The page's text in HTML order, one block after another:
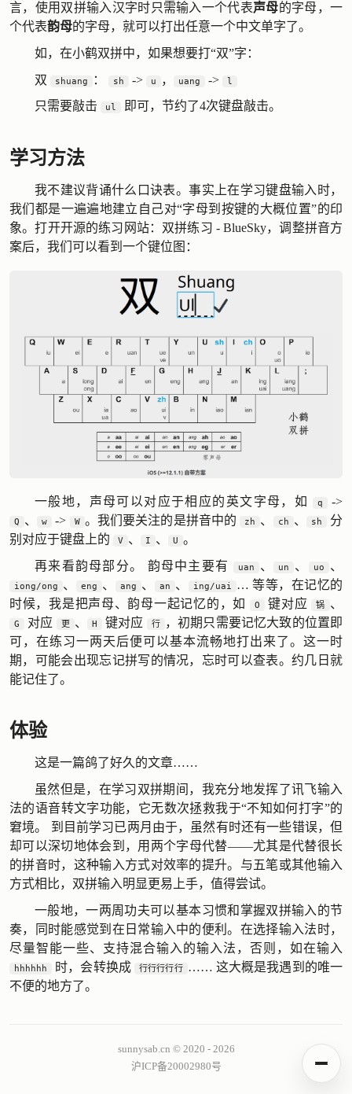
言，使用双拼输入汉字时只需输入一个代表声母的字母，一
个代表韵母的字母，就可以打出任意一个中文单字了。
如，在小鹤双拼中，如果想要打“双”字：
双
shuang ： sh -> u ， uang -> l
只需要敲击 ul 即可，节约了4次键盘敲击。
学习方法
我不建议背诵什么口诀表。事实上在学习键盘输入时，
我们都是一遍遍地建立自己对“字母到按键的大概位置”的印
象。打开开源的练习网站： 双拼练习 - BlueSky，调整拼音方
案后，我们可以看到一个键位图：
一般地，声母可以对应于相应的英文字母，如 q ->
Q 、 w -> W 。我们要关注的是拼音中的 zh 、 ch 、 sh
分
别对应于键盘上的
V 、 I 、 U 。
再来看韵母部分。 韵母中主要有
uan 、 un 、 uo 、
iong/ong 、 eng 、 ang 、 an 、 ing/uai
… 等等，在记忆的
时候，我是把声母、韵母一起记忆的，如
O 键对应 锅 、
G 对应 更 、 H 键对应 行
，初期只需要记忆大致的位置即
可，在练习一两天后便可以基本流畅地打出来了。这一时
期，可能会出现忘记拼写的情况，忘时可以查表。约几日就
能记住了。
体验
这是一篇鸽了好久的文章……
虽然但是，在学习双拼期间，我充分地发挥了讯飞输入
法的语音转文字功能，它无数次拯救我于“不知如何打字”的
窘境。 到目前学习已两月由于，虽然有时还有一些错误，但
却可以深切地体会到，用两个字母代替——尤其是代替很长
的拼音时，这种输入方式对效率的提升。与五笔或其他输入
方式相比，双拼输入明显更易上手，值得尝试。
一般地，一两周功夫可以基本习惯和掌握双拼输入的节
奏，同时能感觉到在日常输入中的便利。在选择输入法时，
尽量智能一些、支持混合输入的输入法，否则，如在输入
hhhhhh 时，会转换成 行行行行行 …… 这大概是我遇到的唯一
不便的地方了。
阅读
sunnysab.cn © 2020 - 2026
沪ICP备20002980号